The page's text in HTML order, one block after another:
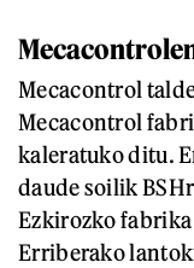
Mecacontrol
Mecacontrol
kaleratuko ditu.
daude soilik
Ezkirozko
Erriberako